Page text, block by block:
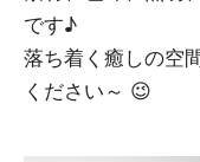
です♪
落ち着く癒しの空
ください～ 😉